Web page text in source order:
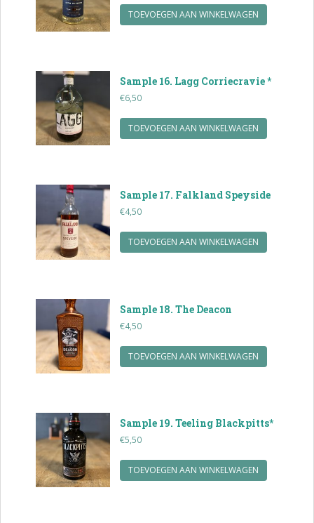
TOEVOEGEN AAN WINKELWAGEN
Sample 16. Lagg Corriecravie *
€6,50
TOEVOEGEN AAN WINKELWAGEN
Sample 17. Falkland Speyside
€4,50
TOEVOEGEN AAN WINKELWAGEN
Sample 18. The Deacon
€4,50
TOEVOEGEN AAN WINKELWAGEN
Sample 19. Teeling Blackpitts*
€5,50
TOEVOEGEN AAN WINKELWAGEN